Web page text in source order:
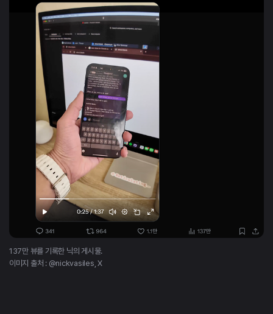
137만 뷰를 기록한 닉의 게시물.
이미지 출처 : @nickvasiles, X